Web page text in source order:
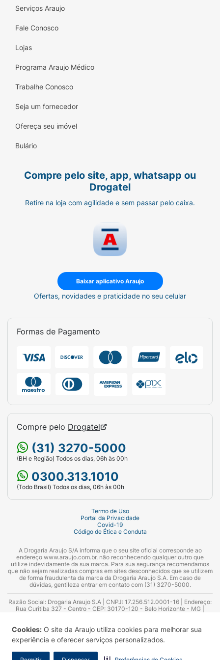
Cookies: O site da Araujo utiliza cookies para melhorar sua
experiência e oferecer serviços personalizados.
Serviços Araujo
Fale Conosco
Lojas
Programa Araujo Médico
Trabalhe Conosco
Seja um fornecedor
Ofereça seu imóvel
Bulário
Compre pelo site, app, whatsapp ou
Drogatel
Retire na loja com agilidade e sem passar pelo caixa.
Baixar aplicativo Araujo
Ofertas, novidades e praticidade no seu celular
Formas de Pagamento
Compre pelo Drogatel
(31) 3270-5000
(BH e Região) Todos os dias, 06h às 00h
0300.313.1010
(Todo Brasil) Todos os dias, 06h às 00h
Termo de Uso
Portal da Privacidade
Covid-19
Código de Ética e Conduta
A Drogaria Araujo S/A informa que o seu site oficial corresponde ao
endereço www.araujo.com.br, não reconhecendo qualquer outro que
utilize indevidamente da sua marca. Para sua segurança recomendamos
que não sejam realizadas compras em sites desconhecidos que se utilizem
de forma fraudulenta da marca da Drogaria Araujo S.A. Em caso de
dúvidas, gentileza entrar em contato com (31) 3270-5000.
Razão Social: Drogaria Araujo S.A | CNPJ: 17.256.512.0001-16 | Endereço:
Rua Curitiba 327 - Centro - CEP: 30170-120 - Belo Horizonte - MG |
Azevedo Guimarães – CRF 10.965 | Yasmin Silva Alvarenga – CRF 52.584 -
Consultor substituto: Thiago Aguiar Pinheiro - CRF Nº 13.748. Alvará
Sanitário: 2025020713 | Autorização de Funcionamento da Empresa (AFE):